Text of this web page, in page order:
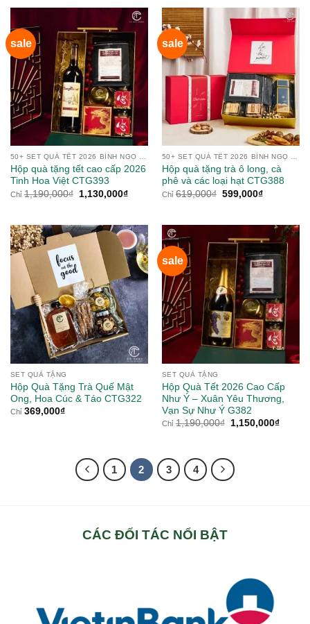
sale
50+ SET QUÀ TẾT 2026 BÍNH NGỌ TỪ NÔNG SẢN
Hộp quà tặng tết cao cấp 2026
Tinh Hoa Việt CTG393
Chỉ 1,190,000₫
Giá
gốc
1,130,000₫Giá
1,130,000₫.
sale
50+ SET QUÀ TẾT 2026 BÍNH NGỌ TỪ NÔNG SẢN
Hộp quà tặng trà ô long, cà
phê và các loại hạt CTG388
Chỉ 619,000₫ Giá
599,000₫Giá
599,000₫.
SET QUÀ TẶNG
Hộp Quà Tặng Trà Quế Mật
Ong, Hoa Cúc & Táo CTG322
Chỉ 369,000₫
sale
SET QUÀ TẶNG
Hộp Quà Tết 2026 Cao Cấp
Như Ý – Xuân Yêu Thương,
Vạn Sự Như Ý G382
Chỉ 1,190,000₫
Giá
1,150,000₫Giá
1 2 3 4
CÁC ĐỐI TÁC NỔI BẬT